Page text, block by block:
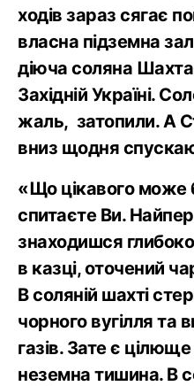
ходів зараз сягає
власна підземна
діюча соляна
Західній Україні.
жаль, затопили. А
вниз щодня
«Що цікавого може
спитаєте Ви.
знаходишся
в казці, оточений
В соляній шахті
чорного вугілля та
газів. Зате є
неземна тишина. В